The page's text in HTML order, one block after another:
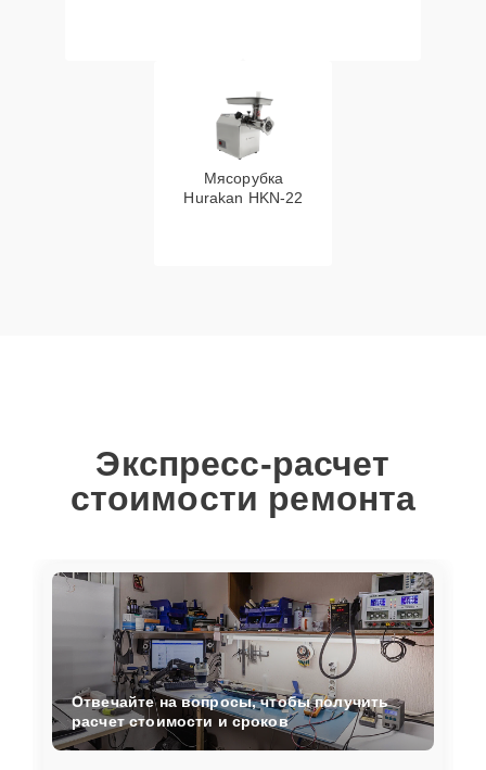
Мясорубка
Hurakan HKN‑22
Экспресс-расчет
стоимости ремонта
Отвечайте на вопросы, чтобы получить
расчет стоимости и сроков